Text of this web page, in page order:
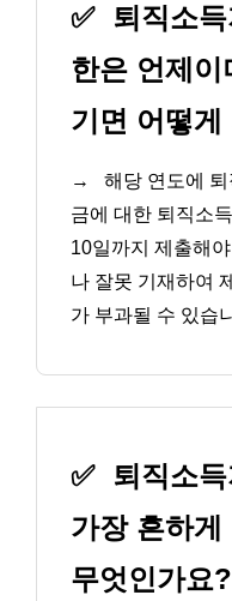
✅
퇴직소
한은 언제이
기면 어떻게
→
해당 연도에
금에 대한 퇴직소
10일까지 제출해
나 잘못 기재하여
가 부과될 수 있습
✅
퇴직소
가장 흔하
무엇인가요?